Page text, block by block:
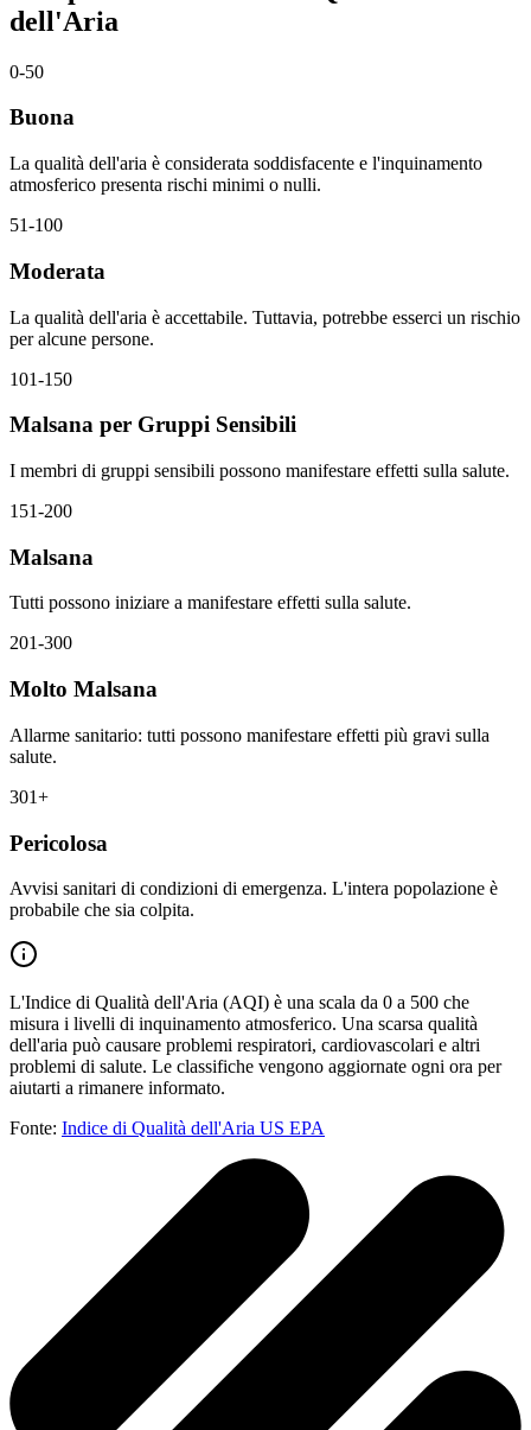
dell'Aria
0-50
Buona
La qualità dell'aria è considerata soddisfacente e l'inquinamento
atmosferico presenta rischi minimi o nulli.
51-100
Moderata
La qualità dell'aria è accettabile. Tuttavia, potrebbe esserci un rischio
per alcune persone.
101-150
Malsana per Gruppi Sensibili
I membri di gruppi sensibili possono manifestare effetti sulla salute.
151-200
Malsana
Tutti possono iniziare a manifestare effetti sulla salute.
201-300
Molto Malsana
Allarme sanitario: tutti possono manifestare effetti più gravi sulla
salute.
301+
Pericolosa
Avvisi sanitari di condizioni di emergenza. L'intera popolazione è
probabile che sia colpita.
L'Indice di Qualità dell'Aria (AQI) è una scala da 0 a 500 che
misura i livelli di inquinamento atmosferico. Una scarsa qualità
dell'aria può causare problemi respiratori, cardiovascolari e altri
problemi di salute. Le classifiche vengono aggiornate ogni ora per
aiutarti a rimanere informato.
Fonte: Indice di Qualità dell'Aria US EPA